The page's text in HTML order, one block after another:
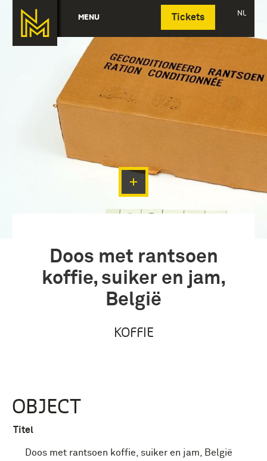
MENU Tickets NL
Deutsch
Doos met rantsoen
koffie, suiker en jam,
België
KOFFIE
OBJECT
Titel
Doos met rantsoen koffie, suiker en jam, België